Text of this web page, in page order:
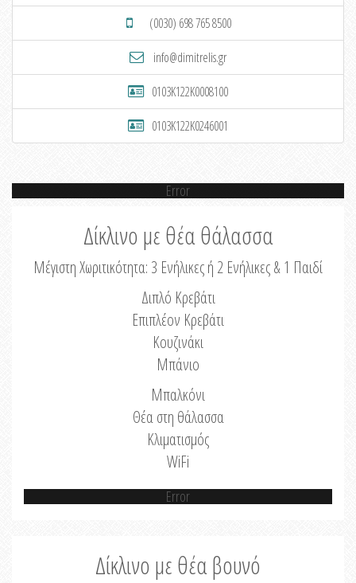
(0030) 698 765 8500
info@dimitrelis.gr
0103K122K0008100
0103K122K0246001
Error
Δίκλινο με θέα θάλασσα
Μέγιστη Χωριτικότητα: 3 Ενήλικες ή 2 Ενήλικες & 1 Παιδί
Διπλό Κρεβάτι
Επιπλέον Κρεβάτι
Κουζινάκι
Μπάνιο
Μπαλκόνι
Θέα στη θάλασσα
Κλιματισμός
WiFi
Error
Δίκλινο με θέα βουνό